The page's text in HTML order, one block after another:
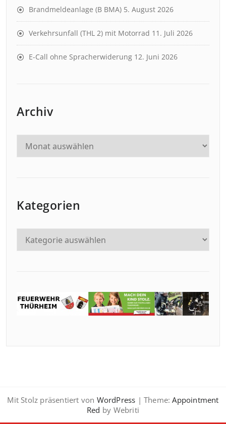
Brandmeldeanlage (B BMA) 5. August 2026
Verkehrsunfall (THL 2) mit Motorrad 11. Juli 2026
E-Call ohne Spracherwiderung 12. Juni 2026
Archiv
Kategorien
Mit Stolz präsentiert von WordPress | Theme: Appointment
Red by Webriti